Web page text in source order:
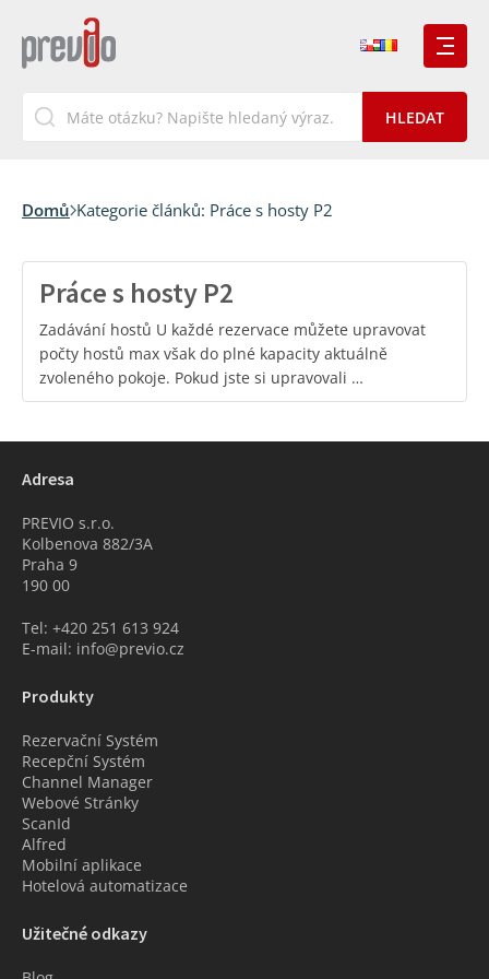
Domů Kategorie článků: Práce s hosty P2
Práce s hosty P2
Zadávání hostů U každé rezervace můžete upravovat
počty hostů max však do plné kapacity aktuálně
zvoleného pokoje. Pokud jste si upravovali …
Adresa
PREVIO s.r.o.
Kolbenova 882/3A
Praha 9
190 00
Tel: +420 251 613 924
E-mail: info@previo.cz
Produkty
Rezervační Systém
Recepční Systém
Channel Manager
Webové Stránky
ScanId
Alfred
Mobilní aplikace
Hotelová automatizace
Užitečné odkazy